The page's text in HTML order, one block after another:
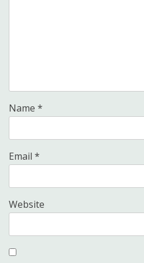
Name *
Email *
Website